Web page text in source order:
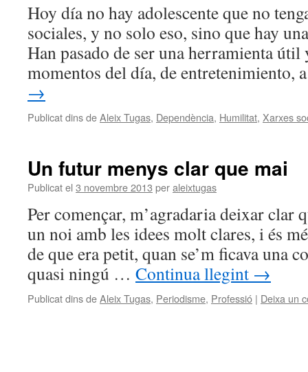
Hoy día no hay adolescente que no
sociales, y no solo eso, sino que hay
Han pasado de ser una herramienta útil
momentos del día, de
→
Publicat dins deAleix Tugas, Dependència, Humilitat, Xarxes
Un futur menys clar que mai
Publicat el 3 novembre 2013 peraleixtugas
Per començar, m’agradaria deixar clar
un noi amb les idees molt clares, i és
de que era petit, quan se’m ficava una
quasi ningú … Continua llegint →
Publicat dins deAleix Tugas, Periodisme, Professió | Deixa un